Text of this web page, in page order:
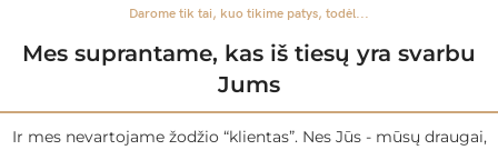
Darome tik tai, kuo tikime patys, todėl...
Mes suprantame, kas iš tiesų yra svarbu
Jums
Ir mes nevartojame žodžio “klientas”. Nes Jūs - mūsų draugai,